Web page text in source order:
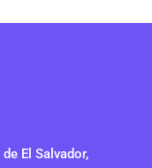
El Salvador,